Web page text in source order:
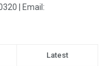
| Email:
Latest